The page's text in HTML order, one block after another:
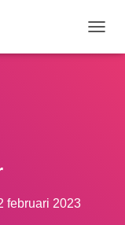
februari 2023